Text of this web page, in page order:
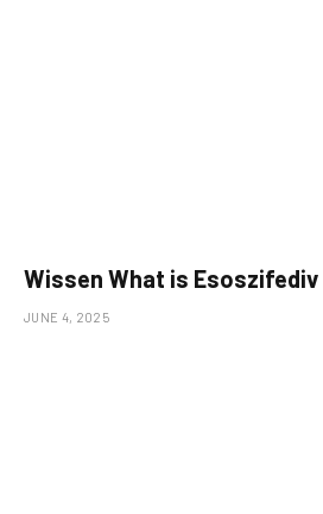
Wissen What is Esoszifediv
JUNE 4, 2025